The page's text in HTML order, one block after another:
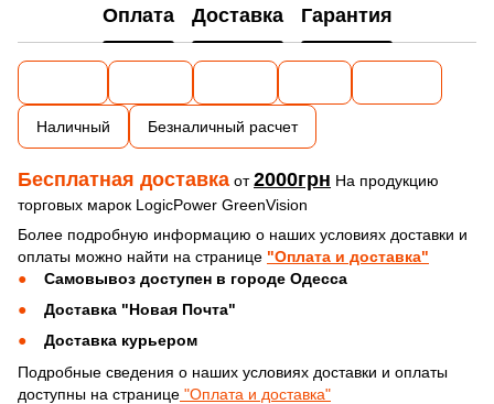
Оплата Доставка Гарантия
Наличный Безналичный расчет
Бесплатная доставка от2000грн На продукцию
торговых марок LogicPower GreenVision
Более подробную информацию о наших условиях доставки и
оплаты можно найти на странице "Оплата и доставка"
Самовывоз доступен в городе Одесса
Доставка "Новая Почта"
Доставка курьером
Подробные сведения о наших условиях доставки и оплаты
доступны на странице "Оплата и доставка"